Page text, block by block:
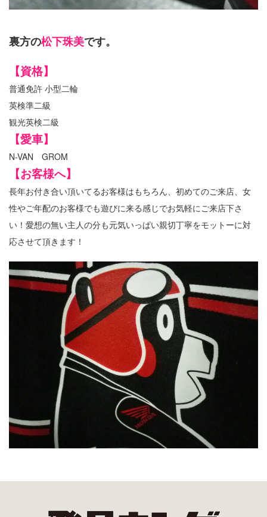
裏方の松下珠美です。
【資格】
普通免許 小型二輪
英検準二級
観光英検二級
【愛車】
N-VAN GROM
【お客様へ】
長年お付き合い頂いてるお客様はもちろん、初めてのご来店、女
性やご年配のお客様でも遊びに来る感じでお気軽にご来店下さ
い！愛想の無い主人の分も元気いっぱい親切丁寧をモットーに対
応させて頂きます！